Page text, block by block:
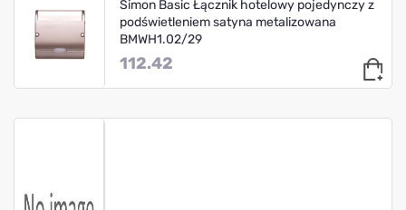
Simon Basic Łącznik hotelowy pojedynczy z
podświetleniem satyna metalizowana
BMWH1.02/29
112.42